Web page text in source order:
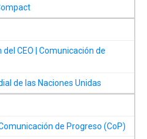
del CEO | Comunicación de
de las Naciones Unidas
de Progreso (CoP)